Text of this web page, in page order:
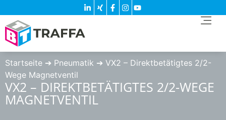
Startseite ➔ Pneumatik ➔ VX2 – Direktbetätigtes 2/2-
Wege Magnetventil
VX2 – DIREKTBETÄTIGTES 2/2-WEGE
MAGNETVENTIL